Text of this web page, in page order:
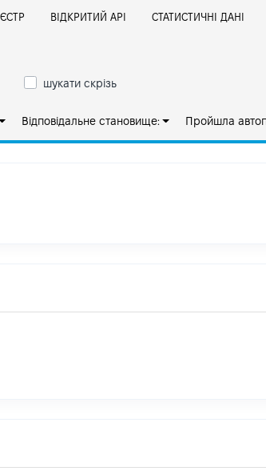
ВІДКРИТИЙ АРІ СТАТИСТИЧНІ ДАНІ
шукати скрізь
Відповідальне становище: Пройшла